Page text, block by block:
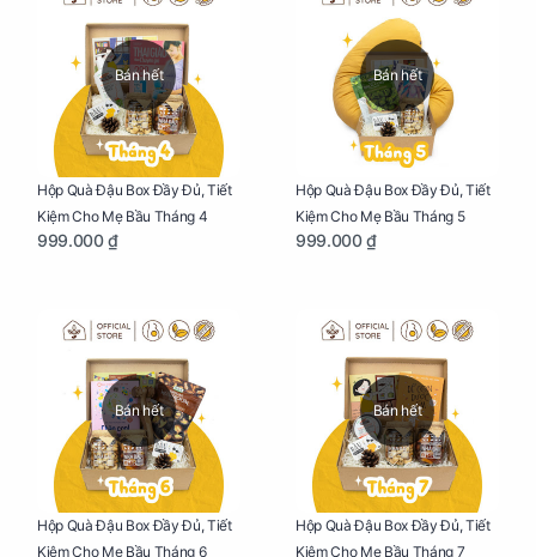
Bán hết
Hộp Quà Đậu Box Đầy Đủ, Tiết
Kiệm Cho Mẹ Bầu Tháng 4
999.000 ₫
Bán hết
Hộp Quà Đậu Box Đầy Đủ, Tiết
Kiệm Cho Mẹ Bầu Tháng 5
999.000 ₫
Bán hết
Hộp Quà Đậu Box Đầy Đủ, Tiết
Kiệm Cho Mẹ Bầu Tháng 6
Bán hết
Hộp Quà Đậu Box Đầy Đủ, Tiết
Kiệm Cho Mẹ Bầu Tháng 7